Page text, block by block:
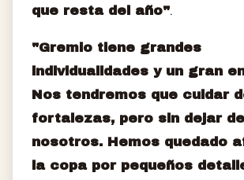
que resta del año".
"Gremio tiene grandes
individualidades y un gran
Nos tendremos que cuidar
fortalezas, pero sin dejar
nosotros. Hemos quedado
la copa por pequeños